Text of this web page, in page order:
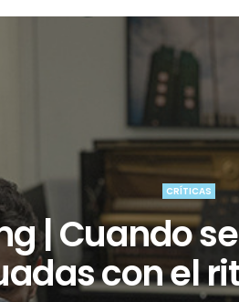
CRÍTICAS
| Cuando
con el